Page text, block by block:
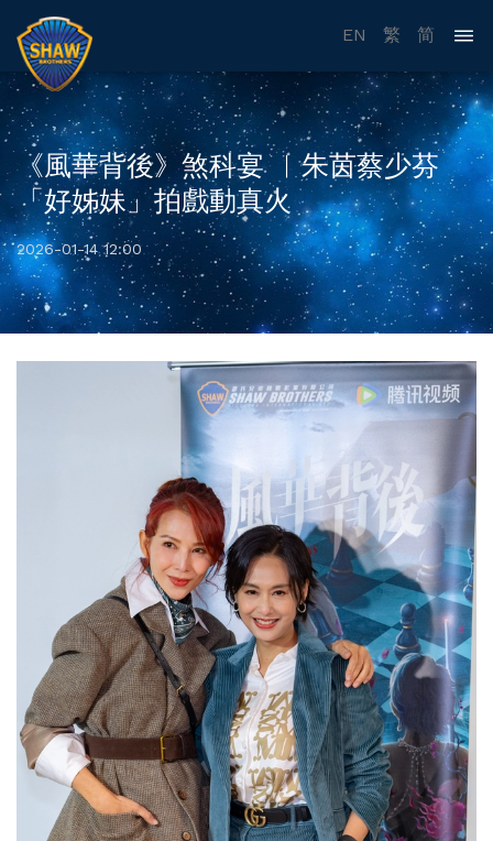
EN 繁 简
《風華背後》煞科宴 ︳朱茵蔡少芬
「好姊妹」拍戲動真火
2026-01-14 12:00